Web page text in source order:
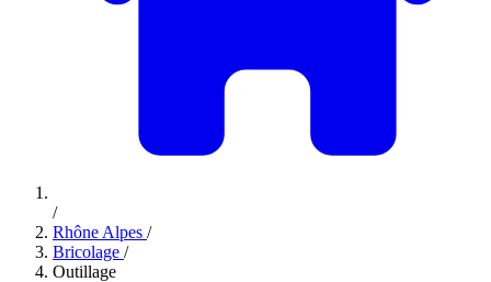
/
Rhône Alpes /
Bricolage /
Outillage